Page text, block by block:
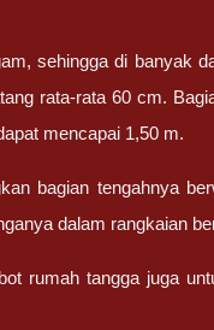
sehingga di banyak
rata-rata 60 cm.
mencapai 1,50 m.
bagian tengahnya
dalam rangkaian
rumah tangga juga